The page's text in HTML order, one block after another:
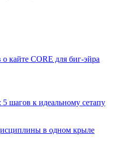
о кайте CORE для биг-эйра
шагов к идеальному сетапу
в одном крыле